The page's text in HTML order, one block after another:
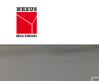
Skip
main